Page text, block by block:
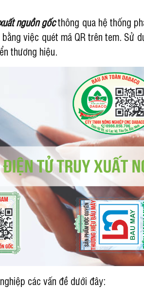
nguồn gốcthông qua hệ thống
việc quét mã QR trên tem. Sử
thương hiệu.
các vấn đề dưới đây: